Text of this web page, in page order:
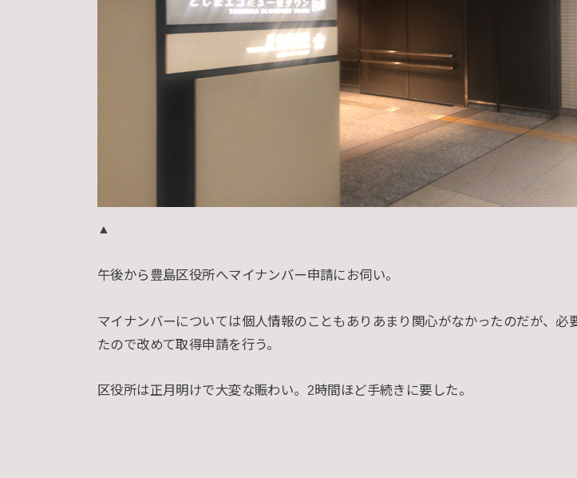
▲
午後から豊島区役所へマイナンバー申請にお伺い。
マイナンバーについては個人情報のこともありあまり関心がなかったのだが、必
たので改めて取得申請を行う。
区役所は正月明けで大変な賑わい。2時間ほど手続きに要した。